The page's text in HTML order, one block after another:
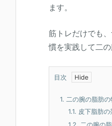
ます。
筋トレだけでも
慣を実践して二
目次
1. 二の腕の脂肪
1.1. 皮下脂肪
1.2. 二の腕の